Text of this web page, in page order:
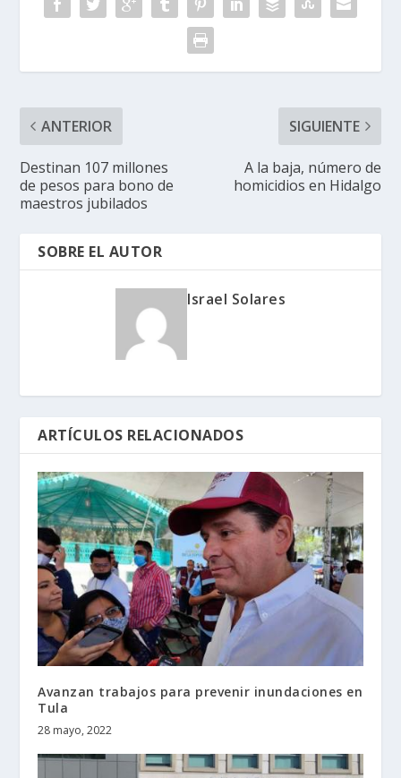
ANTERIOR
Destinan 107 millones
de pesos para bono de
maestros jubilados
SIGUIENTE
A la baja, número de
homicidios en Hidalgo
SOBRE EL AUTOR
Israel Solares
ARTÍCULOS RELACIONADOS
Avanzan trabajos para prevenir inundaciones en
Tula
28 mayo, 2022